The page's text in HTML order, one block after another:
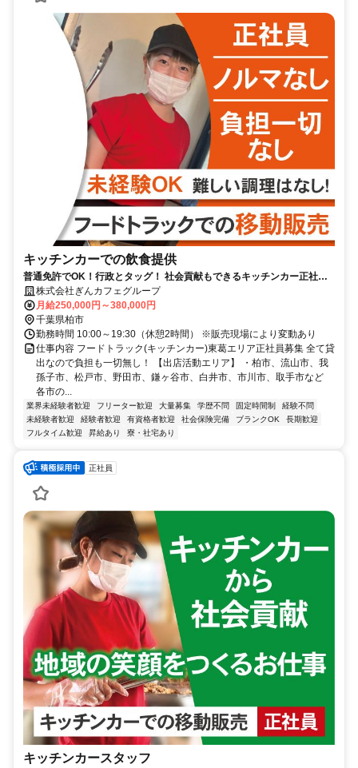
キッチンカーでの飲食提供
普通免許でOK！行政とタッグ！ 社会貢献もできるキッチンカー正社員
募集／ 地域の笑顔をつくるお仕事
株式会社ぎんカフェグループ
月給250,000円～380,000円
千葉県柏市
勤務時間 10:00～19:30（休憩2時間） ※販売現場により変動あり
仕事内容 フードトラック(キッチンカー)東葛エリア正社員募集 全て貸
出なので負担も一切無し！ 【出店活動エリア】 ・柏市、流山市、我
孫子市、松戸市、野田市、鎌ヶ谷市、白井市、市川市、取手市など
各市の...
業界未経験者歓迎 フリーター歓迎 大量募集 学歴不問 固定時間制
経験不問
未経験者歓迎
経験者歓迎 有資格者歓迎 社会保険完備 ブランクOK
長期歓迎
フルタイム歓迎
昇給あり 寮・社宅あり
正社員
キッチンカースタッフ